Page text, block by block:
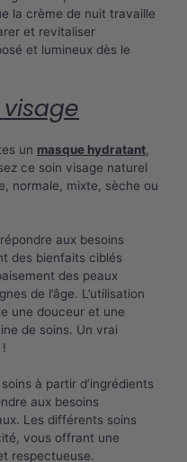
la crème de nuit travaille
et revitaliser
et lumineux dès le
un masque hydratant
ce soin visage naturel
normale, mixte, sèche ou
aux besoins
des bienfaits ciblés
des peaux
de l’âge. L’utilisation
une douceur et une
de soins. Un vrai
à partir d’ingrédients
aux besoins
Les différents soins
vous offrant une
respectueuse.